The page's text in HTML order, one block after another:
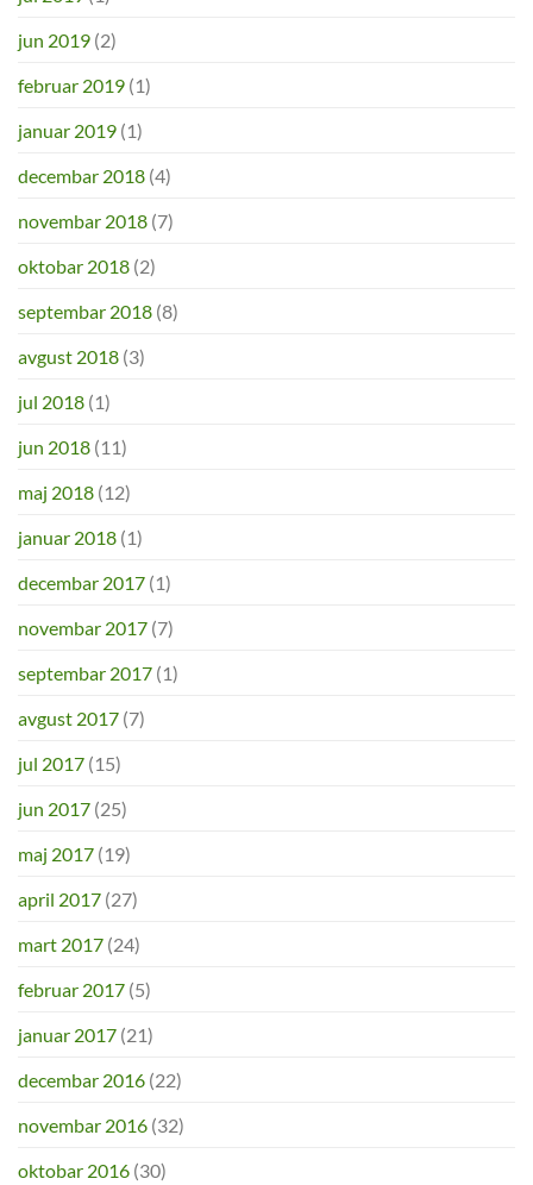
jun 2019 (2)
februar 2019 (1)
januar 2019 (1)
decembar 2018 (4)
novembar 2018 (7)
oktobar 2018 (2)
septembar 2018 (8)
avgust 2018 (3)
jul 2018 (1)
jun 2018 (11)
maj 2018 (12)
januar 2018 (1)
decembar 2017 (1)
novembar 2017 (7)
septembar 2017 (1)
avgust 2017 (7)
jul 2017 (15)
jun 2017 (25)
maj 2017 (19)
april 2017 (27)
mart 2017 (24)
februar 2017 (5)
januar 2017 (21)
decembar 2016 (22)
novembar 2016 (32)
oktobar 2016 (30)